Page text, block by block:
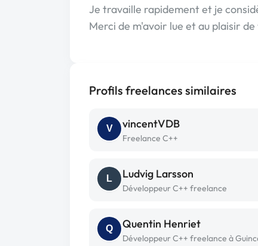
Je travaille rapidement et je
Merci de m'avoir lue et au plaisir
Profils freelances similaires
V vincentVDB
Freelance C++
L Ludvig Larsson
Développeur C++ freelance
Q Quentin Henriet
Développeur C++ freelance à